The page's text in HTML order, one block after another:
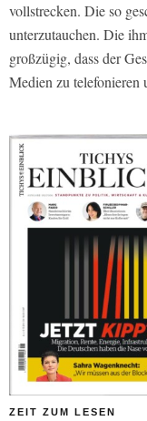
vollstrecken. Die so
unterzutauchen. Die
großzügig, dass der
Medien zu telefonieren
ZEIT ZUM LESEN